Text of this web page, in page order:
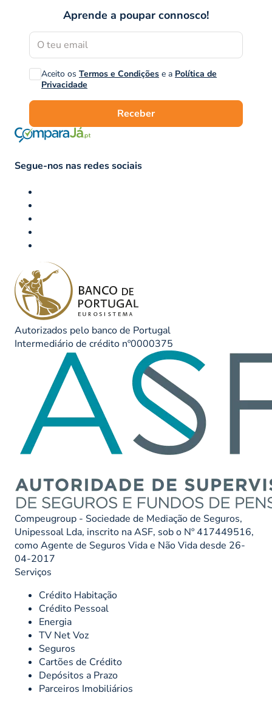
Aprende a poupar connosco!
Aceito os Termos e Condições e a Política de
Privacidade
Receber
Segue-nos nas redes sociais
Autorizados pelo banco de Portugal
Intermediário de crédito nº0000375
Compeugroup - Sociedade de Mediação de Seguros,
Unipessoal Lda, inscrito na ASF, sob o Nº 417449516,
como Agente de Seguros Vida e Não Vida desde 26-
04-2017
Serviços
Crédito Habitação
Crédito Pessoal
Energia
TV Net Voz
Seguros
Cartões de Crédito
Depósitos a Prazo
Parceiros Imobiliários